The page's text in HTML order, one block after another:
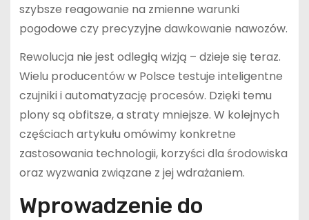
szybsze reagowanie na zmienne warunki
pogodowe czy precyzyjne dawkowanie nawozów.
Rewolucja nie jest odległą wizją – dzieje się teraz.
Wielu producentów w Polsce testuje inteligentne
czujniki i automatyzację procesów. Dzięki temu
plony są obfitsze, a straty mniejsze. W kolejnych
częściach artykułu omówimy konkretne
zastosowania technologii, korzyści dla środowiska
oraz wyzwania związane z jej wdrażaniem.
Wprowadzenie do